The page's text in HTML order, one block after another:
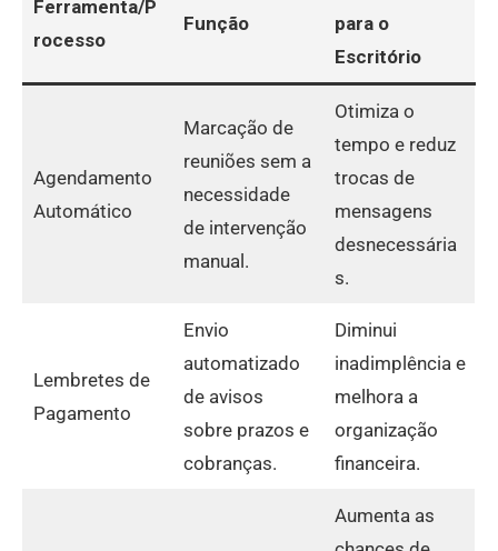
Ferramenta/P
rocesso
Função
para o
Escritório
Agendamento
Automático
Marcação de
reuniões sem a
necessidade
de intervenção
manual.
Otimiza o
tempo e reduz
trocas de
mensagens
desnecessária
s.
Lembretes de
Pagamento
Envio
automatizado
de avisos
sobre prazos e
cobranças.
Diminui
inadimplência e
melhora a
organização
financeira.
Aumenta as